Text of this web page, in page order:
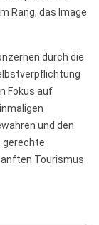
Rang, das Image
durch die
Fokus auf
und den
gerechte
Tourismus